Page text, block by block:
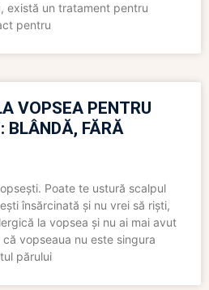
există un tratament pentru
pentru
VOPSEA PENTRU
BLÂNDĂ, FĂRĂ
Poate te ustură scalpul
însărcinată și nu vrei să riști,
la vopsea și nu ai mai avut
vopseaua nu este singura
părului